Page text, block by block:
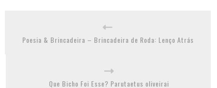
Poesia & Brincadeira – Brincadeira de Roda: Lenço Atrás
Que Bicho Foi Esse? Parutaetus oliveirai